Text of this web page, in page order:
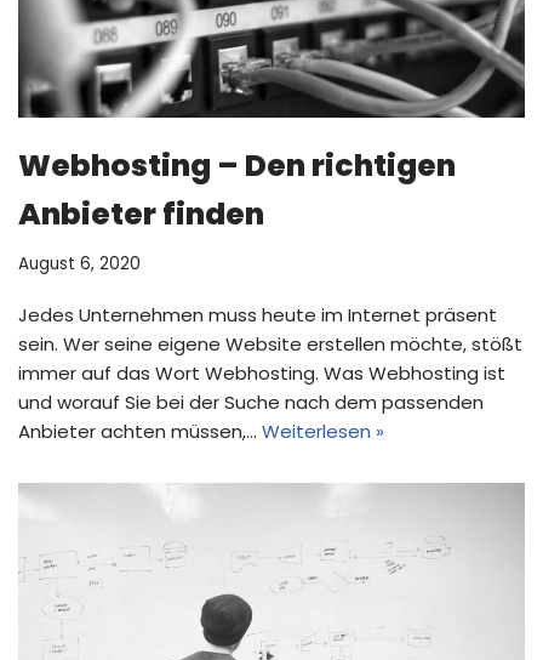
Webhosting – Den richtigen
Anbieter finden
August 6, 2020
Jedes Unternehmen muss heute im Internet präsent
sein. Wer seine eigene Website erstellen möchte, stößt
immer auf das Wort Webhosting. Was Webhosting ist
und worauf Sie bei der Suche nach dem passenden
Anbieter achten müssen,… Weiterlesen »